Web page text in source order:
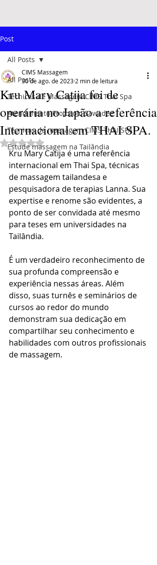
Post
All Posts
Técnicas de Massagem CIMS Thai Spa
Atendimento Protocolo Sawadee
Técnicas de massagem CIMS THAI SPA
Estude massagem na Tailândia
All Posts
Kru Mary Catija foi de
operária no Japão a referência
Internacional em THAI SPA.
CIMS Massagem
30 de ago. de 2023 2 min de leitura
Avaliado com NaN de 5 estrelas.
Kru Mary Catija é uma referência
internacional em Thai Spa, técnicas
de massagem tailandesa e
pesquisadora de terapias Lanna. Sua
expertise e renome são evidentes, a
ponto de ser convidada até mesmo
para teses em universidades na
Tailândia.
É um verdadeiro reconhecimento de
sua profunda compreensão e
experiência nessas áreas. Além
disso, suas turnês e seminários de
cursos ao redor do mundo
demonstram sua dedicação em
compartilhar seu conhecimento e
habilidades com outros profissionais
de massagem.